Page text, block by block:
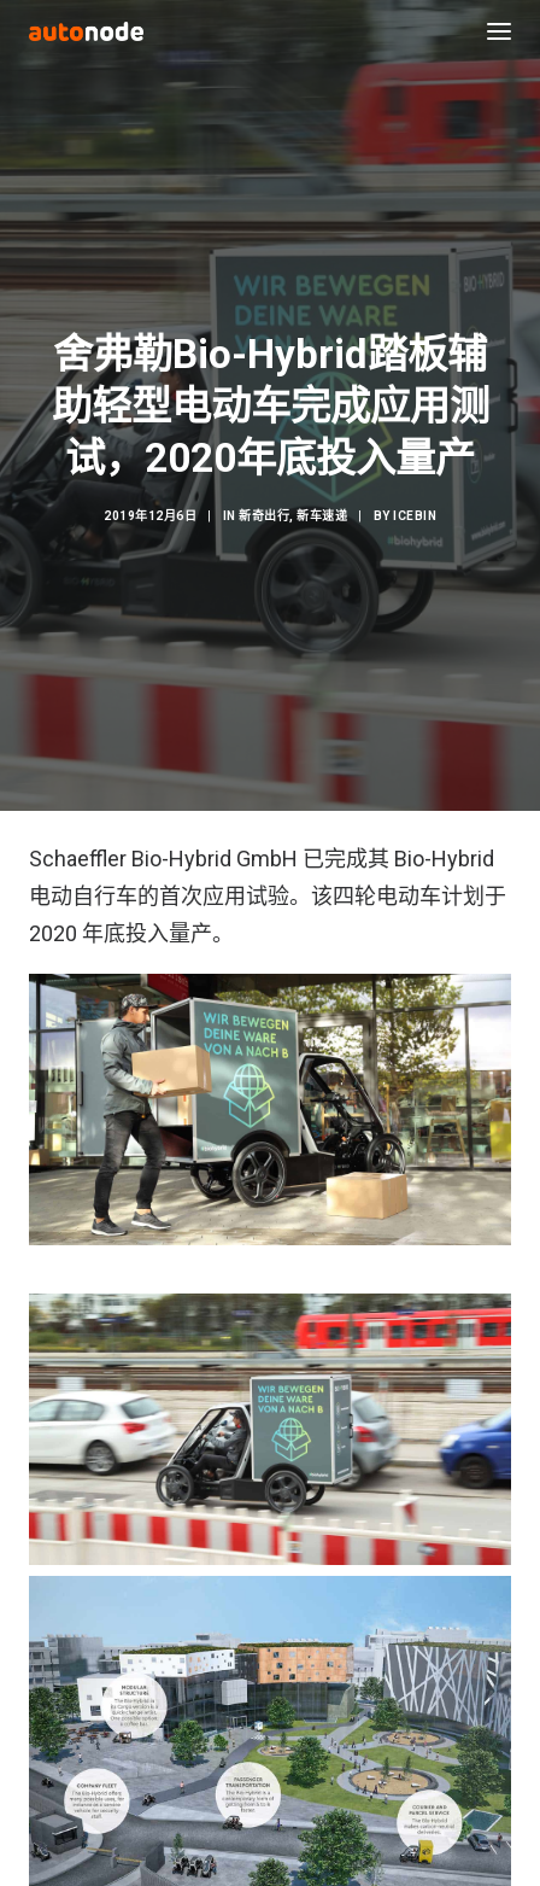
Search
舍弗勒Bio-Hybrid踏板辅
助轻型电动车完成应用测
试，2020年底投入量产
2019年12月6日 IN 新奇出行 新车速递 BY ICEBIN
Schaeffler Bio-Hybrid GmbH 已完成其 Bio-Hybrid
电动自行车的首次应用试验。该四轮电动车计划于
2020 年底投入量产。